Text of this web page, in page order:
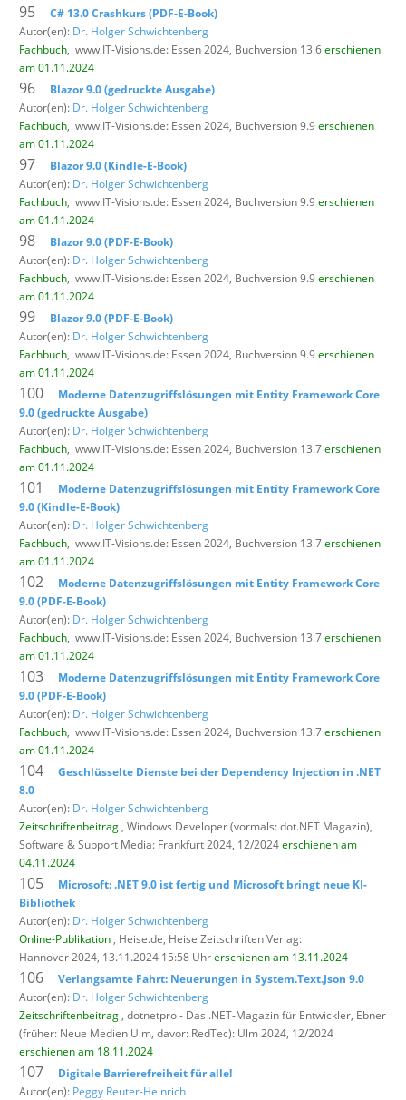
95
C# 13.0 Crashkurs (PDF-E-Book)
Autor(en): Dr. Holger Schwichtenberg
Fachbuch, www.IT-Visions.de: Essen 2024, Buchversion 13.6erschienen
am 01.11.2024
96
Blazor 9.0 (gedruckte Ausgabe)
Autor(en): Dr. Holger Schwichtenberg
Fachbuch, www.IT-Visions.de: Essen 2024, Buchversion 9.9erschienen
am 01.11.2024
97
Blazor 9.0 (Kindle-E-Book)
Autor(en): Dr. Holger Schwichtenberg
Fachbuch, www.IT-Visions.de: Essen 2024, Buchversion 9.9erschienen
am 01.11.2024
98
Blazor 9.0 (PDF-E-Book)
Autor(en): Dr. Holger Schwichtenberg
Fachbuch, www.IT-Visions.de: Essen 2024, Buchversion 9.9erschienen
am 01.11.2024
99
Blazor 9.0 (PDF-E-Book)
Autor(en): Dr. Holger Schwichtenberg
Fachbuch, www.IT-Visions.de: Essen 2024, Buchversion 9.9erschienen
am 01.11.2024
100
Moderne Datenzugriffslösungen mit Entity Framework Core
9.0 (gedruckte Ausgabe)
Autor(en): Dr. Holger Schwichtenberg
Fachbuch, www.IT-Visions.de: Essen 2024, Buchversion 13.7erschienen
am 01.11.2024
101
Moderne Datenzugriffslösungen mit Entity Framework Core
9.0 (Kindle-E-Book)
Autor(en): Dr. Holger Schwichtenberg
Fachbuch, www.IT-Visions.de: Essen 2024, Buchversion 13.7erschienen
am 01.11.2024
102
Moderne Datenzugriffslösungen mit Entity Framework Core
9.0 (PDF-E-Book)
Autor(en): Dr. Holger Schwichtenberg
Fachbuch, www.IT-Visions.de: Essen 2024, Buchversion 13.7erschienen
am 01.11.2024
103
Moderne Datenzugriffslösungen mit Entity Framework Core
9.0 (PDF-E-Book)
Autor(en): Dr. Holger Schwichtenberg
Fachbuch, www.IT-Visions.de: Essen 2024, Buchversion 13.7erschienen
am 01.11.2024
104
Geschlüsselte Dienste bei der Dependency Injection in .NET
8.0
Autor(en): Dr. Holger Schwichtenberg
Zeitschriftenbeitrag , Windows Developer (vormals: dot.NET Magazin),
Software & Support Media: Frankfurt 2024, 12/2024erschienen am
04.11.2024
105
Microsoft: .NET 9.0 ist fertig und Microsoft bringt neue KI-
Bibliothek
Autor(en): Dr. Holger Schwichtenberg
Online-Publikation , Heise.de, Heise Zeitschriften Verlag:
Hannover 2024, 13.11.2024 15:58 Uhrerschienen am 13.11.2024
106
Verlangsamte Fahrt: Neuerungen in System.Text.Json 9.0
Autor(en): Dr. Holger Schwichtenberg
Zeitschriftenbeitrag , dotnetpro - Das .NET-Magazin für Entwickler, Ebner
(früher: Neue Medien Ulm, davor: RedTec): Ulm 2024, 12/2024
erschienen am 18.11.2024
107
Digitale Barrierefreiheit für alle!
Autor(en): Peggy Reuter-Heinrich